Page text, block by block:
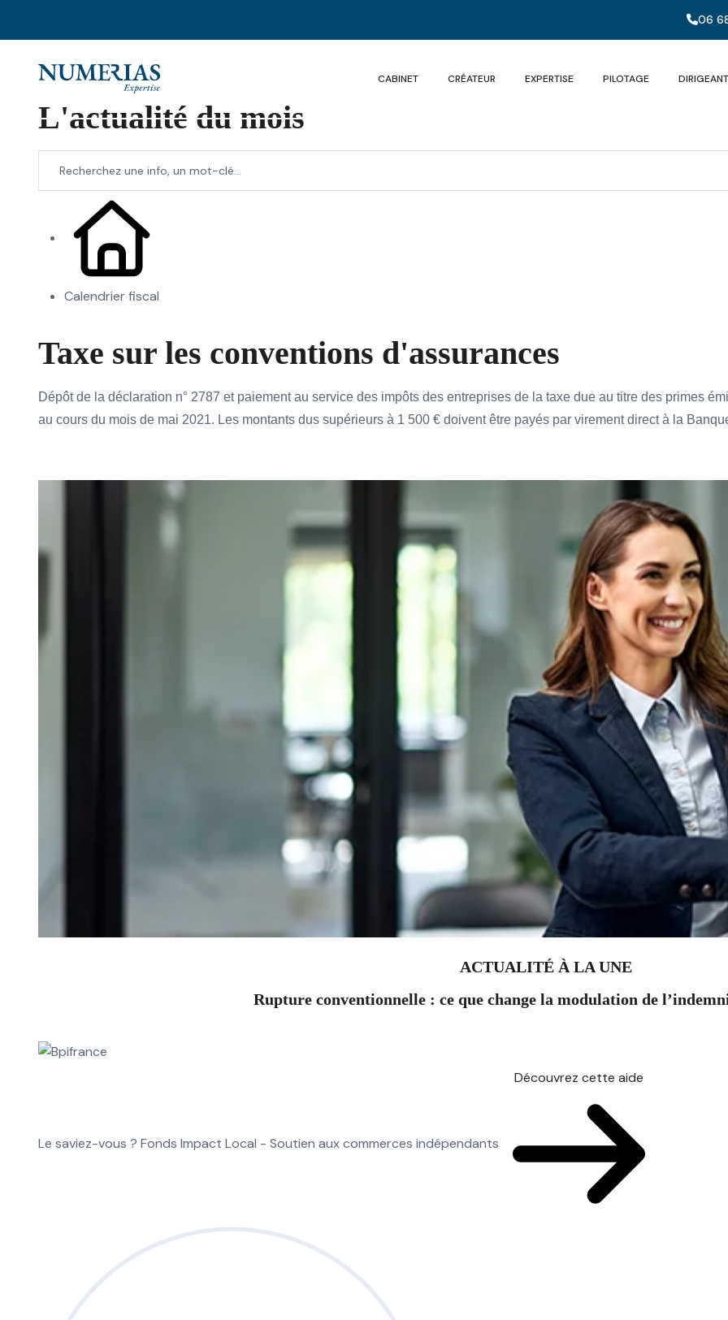
06
CABINET CRÉATEUR EXPERTISE PILOTAGE DIRIGEANT
L'actualité du mois
Calendrier fiscal
Taxe sur les conventions d'assurances
Dépôt de la déclaration n° 2787 et paiement au service des impôts des entreprises de la taxe due au titre des primes
au cours du mois de mai 2021. Les montants dus supérieurs à 1 500 € doivent être payés par virement direct à la
ACTUALITÉ À LA UNE
Rupture conventionnelle : ce que change la modulation de
Le saviez-vous ? Fonds Impact Local - Soutien aux commerces indépendants
Découvrez cette aide